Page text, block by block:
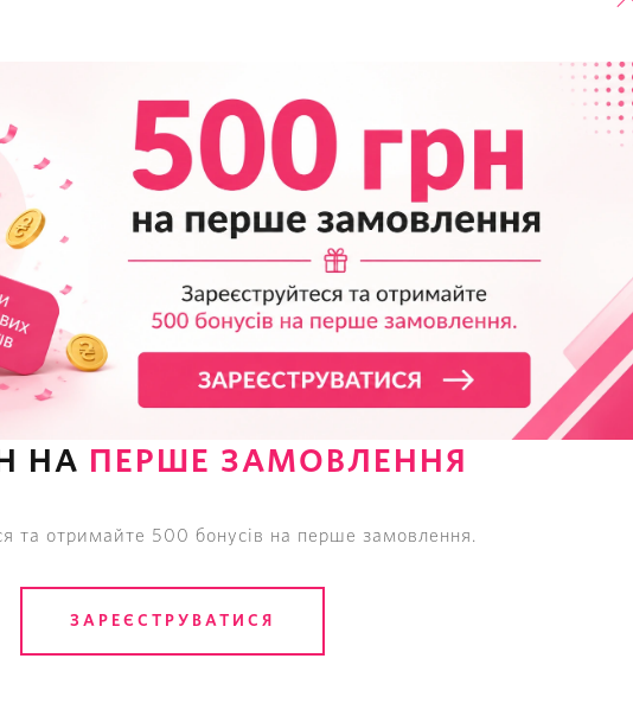
Трусики Стрінги Мереживні
Victoria's Secret The Lacie
Lace Thong Panty
НА ПЕРШЕ ЗАМОВЛЕННЯ
та отримайте 500 бонусів на перше замовлення.
ЗАРЕЄСТРУВАТИСЯ